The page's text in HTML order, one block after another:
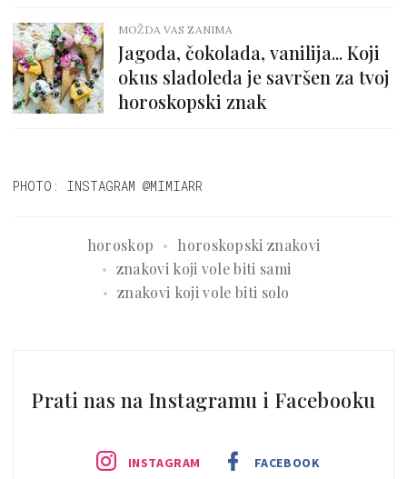
MOŽDA VAS ZANIMA
Jagoda, čokolada, vanilija... Koji
okus sladoleda je savršen za tvoj
horoskopski znak
PHOTO: INSTAGRAM @MIMIARR
horoskop
horoskopski znakovi
znakovi koji vole biti sami
znakovi koji vole biti solo
Prati nas na Instagramu i Facebooku
INSTAGRAM FACEBOOK